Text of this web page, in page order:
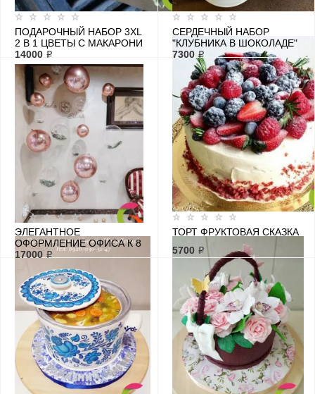
ПОДАРОЧНЫЙ НАБОР 3XL
2 В 1 ЦВЕТЫ С МАКАРОНИ
14000 ₽
СЕРДЕЧНЫЙ НАБОР
"КЛУБНИКА В ШОКОЛАДЕ"
№4
7300 ₽
ЭЛЕГАНТНОЕ
ОФОРМЛЕНИЕ ОФИСА К 8
МАРТА ЦВЕТА РОЗОВОЕ
17000 ₽
ТОРТ ФРУКТОВАЯ СКАЗКА
5700 ₽